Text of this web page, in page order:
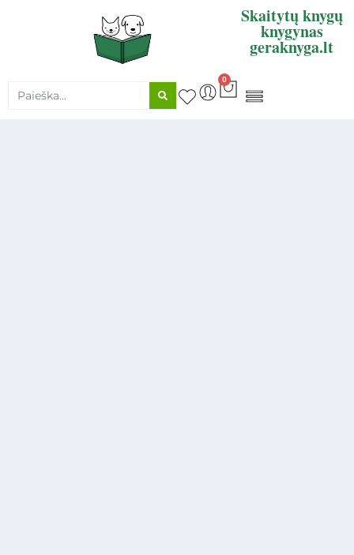
Skaitytų knygų
knygynas
geraknyga.lt
0